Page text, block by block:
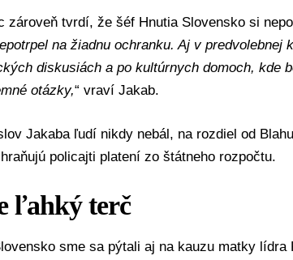
zároveň tvrdí, že šéf Hnutia Slovensko si
na žiadnu ochranku. Aj v predvolebnej
diskusiách a po kultúrnych domoch, kde
otázky,“ vraví Jakab.
Jakaba ľudí nikdy nebál, na rozdiel od
policajti platení zo štátneho rozpočtu.
ľahký terč
sme sa pýtali aj na kauzu matky lídra